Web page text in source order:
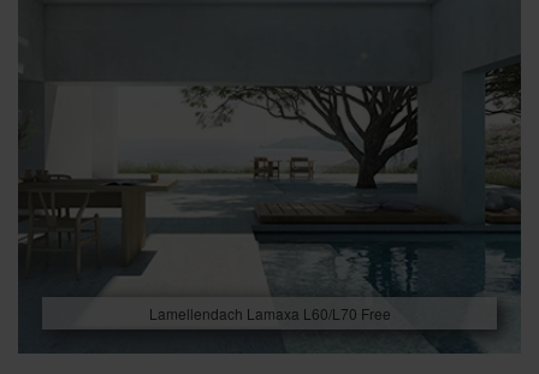
Lamellendach Lamaxa L60/L70 Free